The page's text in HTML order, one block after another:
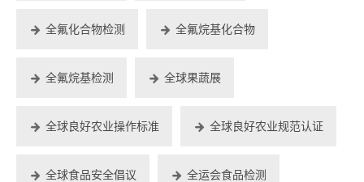
全氟化合物检测 全氟烷基化合物
全氟烷基检测 全球果蔬展
全球良好农业操作标准 全球良好农业规范认证
全球食品安全倡议 全运会食品检测